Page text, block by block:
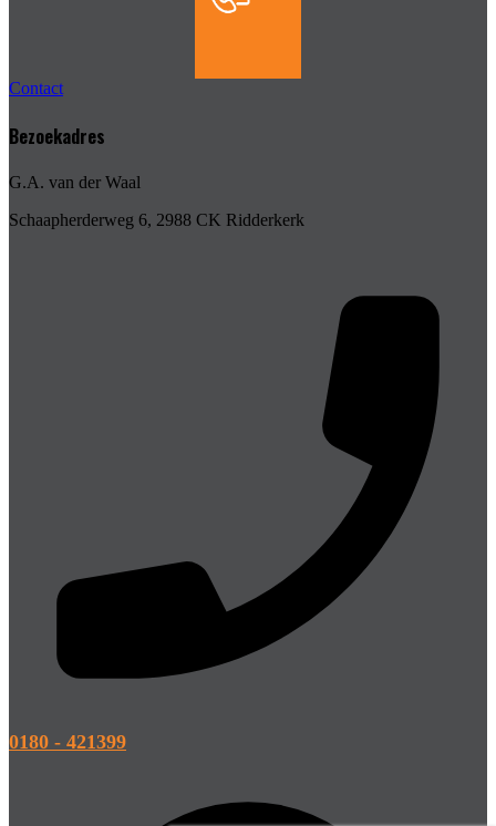
Contact
Bezoekadres
G.A. van der Waal
Schaapherderweg 6, 2988 CK Ridderkerk
0180 - 421399